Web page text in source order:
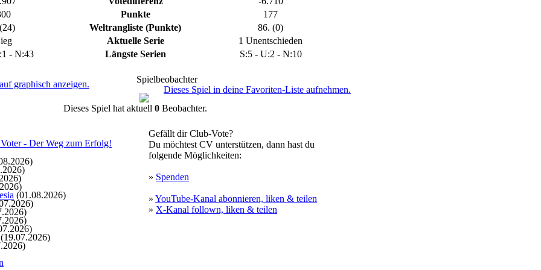
4:27
Torschütze: Neunundzwanzig
25.03.2020, 09:06 Uhr 4:26
Tor für Rumänien
Torschütze: slayer53
Torschütze: Neunundzwanzig
Tor für Somalia
Torschütze: Neunundzwanzig
25.03.2020, 06:00 Uhr 2:23
Tor für Somalia
Punkte
177
Weltrangliste (Punkte)
86. (0)
Aktuelle Serie
1 Unentschieden
- N:43
Längste Serien S:5 - U:2 - N:10
Spielbeobachter
graphisch anzeigen.
Dieses Spiel in deine Favoriten-Liste aufnehmen.
Dieses Spiel hat aktuell 0 Beobachter.
(01.08.2026)
Gefällt dir Club-Vote?
Du möchtest CV unterstützen, dann hast du
folgende Möglichkeiten:
» Spenden
» YouTube-Kanal abonnieren, liken & teilen
» X-Kanal follown, liken & teilen